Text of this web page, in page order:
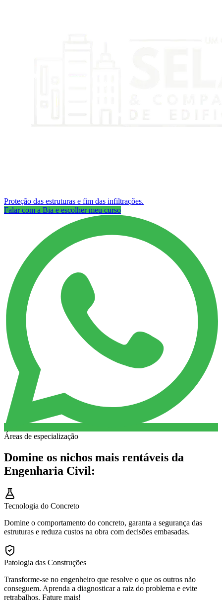
Proteção das estruturas e fim das infiltrações.
Falar com a Bia e escolher meu curso
Áreas de especialização
Domine os nichos mais rentáveis da
Engenharia Civil:
Tecnologia do Concreto
Domine o comportamento do concreto, garanta a segurança das
estruturas e reduza custos na obra com decisões embasadas.
Patologia das Construções
Transforme-se no engenheiro que resolve o que os outros não
conseguem. Aprenda a diagnosticar a raiz do problema e evite
retrabalhos. Fature mais!